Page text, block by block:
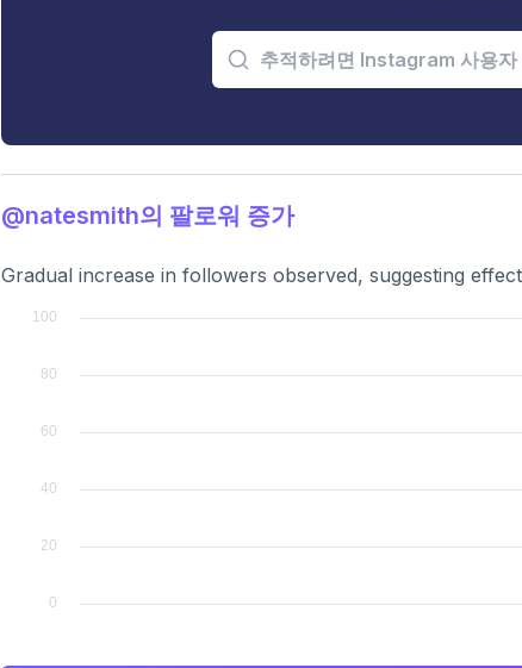
@natesmith의 팔로워 증가
Gradual increase in followers observed, suggesting